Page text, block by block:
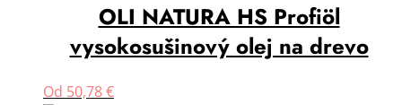
OLI NATURA HS Profiöl
vysokosušinový olej na drevo
Od 50,78€